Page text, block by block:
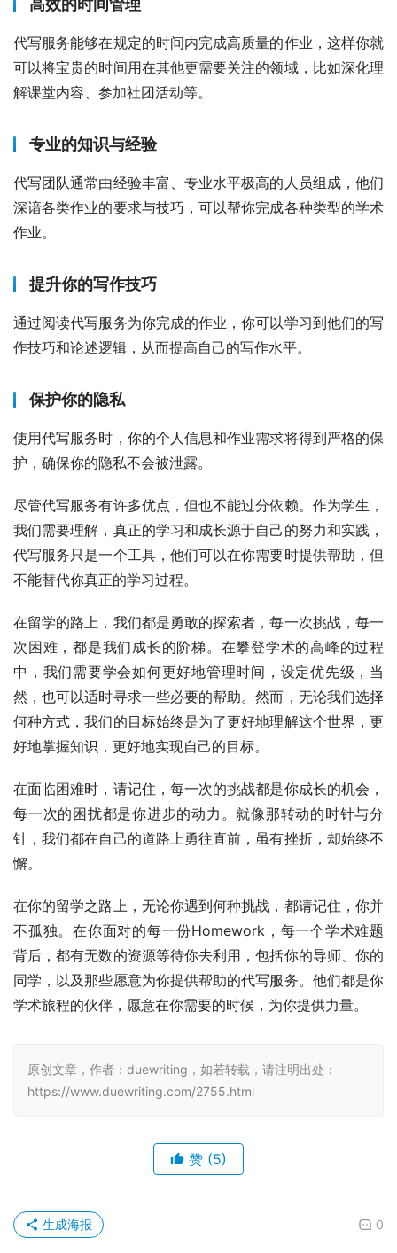
代写服务能够在规定的时间内完成高质量的作业，这样你就
可以将宝贵的时间用在其他更需要关注的领域，比如深化理
解课堂内容、参加社团活动等。
专业的知识与经验
代写团队通常由经验丰富、专业水平极高的人员组成，他们
深谙各类作业的要求与技巧，可以帮你完成各种类型的学术
作业。
提升你的写作技巧
通过阅读代写服务为你完成的作业，你可以学习到他们的写
作技巧和论述逻辑，从而提高自己的写作水平。
保护你的隐私
使用代写服务时，你的个人信息和作业需求将得到严格的保
护，确保你的隐私不会被泄露。
尽管代写服务有许多优点，但也不能过分依赖。作为学生，
我们需要理解，真正的学习和成长源于自己的努力和实践，
代写服务只是一个工具，他们可以在你需要时提供帮助，但
不能替代你真正的学习过程。
在留学的路上，我们都是勇敢的探索者，每一次挑战，每一
次困难，都是我们成长的阶梯。在攀登学术的高峰的过程
中，我们需要学会如何更好地管理时间，设定优先级，当
然，也可以适时寻求一些必要的帮助。然而，无论我们选择
何种方式，我们的目标始终是为了更好地理解这个世界，更
好地掌握知识，更好地实现自己的目标。
在面临困难时，请记住，每一次的挑战都是你成长的机会，
每一次的困扰都是你进步的动力。就像那转动的时针与分
针，我们都在自己的道路上勇往直前，虽有挫折，却始终不
懈。
在你的留学之路上，无论你遇到何种挑战，都请记住，你并
不孤独。在你面对的每一份Homework，每一个学术难题
背后，都有无数的资源等待你去利用，包括你的导师、你的
同学，以及那些愿意为你提供帮助的代写服务。他们都是你
学术旅程的伙伴，愿意在你需要的时候，为你提供力量。
原创文章，作者：duewriting，如若转载，请注明出处：
https://www.duewriting.com/2755.html
赞 (5)
0
生成海报